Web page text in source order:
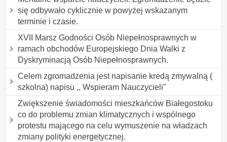
się odbywało cyklicznie w powyżej wskazanym
terminie i czasie.
XVII Marsz Godności Osób Niepełnosprawnych w
ramach obchodów Europejskiego Dnia Walki z
Dyskryminacją Osób Niepełnosprawnych.
Celem zgromadzenia jest napisanie kredą zmywalną (
szkolna) napisu ,, Wspieram Nauczycieli"
Zwiększenie świadomości mieszkańców Białegostoku
co do problemu zmian klimatycznych i wspólnego
protestu mającego na celu wymuszenie na władzach
zmiany polityki energetycznej.